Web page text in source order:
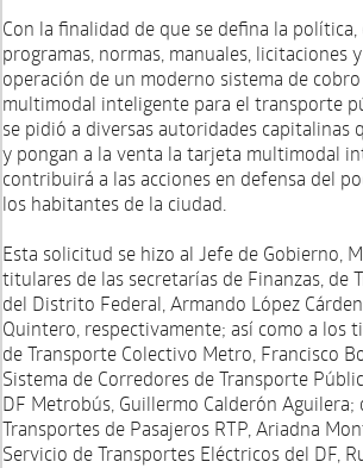
Con la finalidad de que se defina la política,
programas, normas, manuales, licitaciones
operación de un moderno sistema de
multimodal inteligente para el transporte
se pidió a diversas autoridades capitalinas
y pongan a la venta la tarjeta multimodal
contribuirá a las acciones en defensa del
los habitantes de la ciudad.
Esta solicitud se hizo al Jefe de Gobierno,
titulares de las secretarías de Finanzas, de
del Distrito Federal, Armando López
Quintero, respectivamente; así como a los
de Transporte Colectivo Metro, Francisco
Sistema de Corredores de Transporte
DF Metrobús, Guillermo Calderón Aguilera;
Transportes de Pasajeros RTP, Ariadna
Servicio de Transportes Eléctricos del DF,